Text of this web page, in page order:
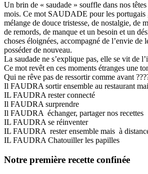
Un brin de « saudade » souffle dans nos
mois. Ce mot SAUDADE pour les portugais
mélange de douce tristesse, de nostalgie, de
de remords, de manque et un besoin et un
choses éloignées, accompagné de l’envie de
posséder de nouveau.
La saudade ne s’explique pas, elle se vit de
Ce mot revêt en ces moments étranges une
Qui ne rêve pas de ressortir comme avant
Il FAUDRA sortir ensemble au restaurant
IL FAUDRA rester connecté
Il FAUDRA surprendre
Il FAUDRA échanger, partager nos recettes
IL FAUDRA se réinventer
IL FAUDRA rester ensemble mais à
IL FAUDRA Chatouiller les papilles
Notre première recette confinée